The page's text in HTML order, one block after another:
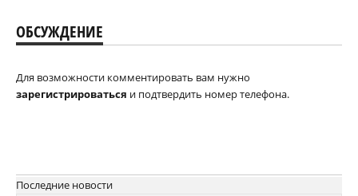
ОБСУЖДЕНИЕ
Для возможности комментировать вам нужно
зарегистрироваться и подтвердить номер телефона.
Последние новости